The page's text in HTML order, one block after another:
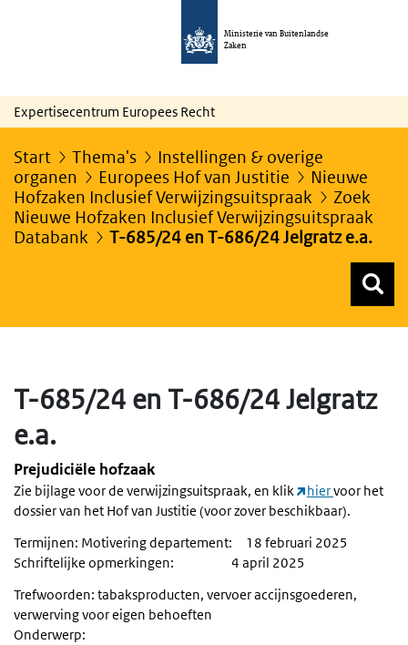
Ministerie van Buitenlandse
Zaken
Expertisecentrum Europees Recht
Start Thema's
Instellingen & overige
organen
Europees Hof van Justitie
Nieuwe
Hofzaken Inclusief Verwijzingsuitspraak
Zoek
Nieuwe Hofzaken Inclusief Verwijzingsuitspraak
Databank
T-685/24 en T-686/24 Jelgratz e.a.
T-685/24 en T-686/24 Jelgratz
e.a.
Prejudiciële hofzaak
Zie bijlage voor de verwijzingsuitspraak, en klik hiervoor het
dossier van het Hof van Justitie (voor zover beschikbaar).
Termijnen: Motivering departement: 18 februari 2025
Schriftelijke opmerkingen: 4 april 2025
Trefwoorden: tabaksproducten, vervoer accijnsgoederen,
verwerving voor eigen behoeften
Onderwerp: